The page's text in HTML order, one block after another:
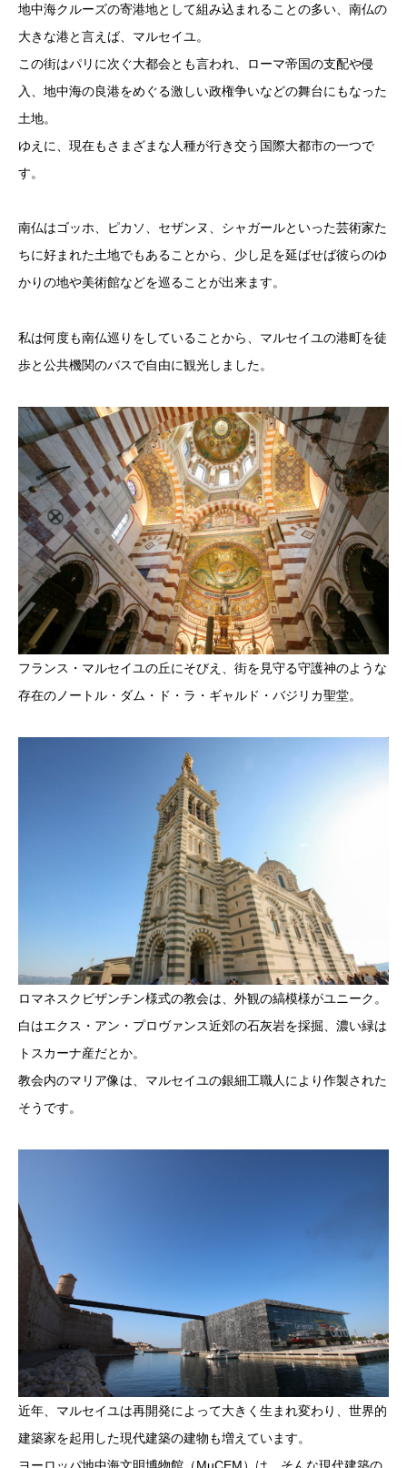
地中海クルーズの寄港地として組み込まれることの多い、南仏の
大きな港と言えば、マルセイユ。
この街はパリに次ぐ大都会とも言われ、ローマ帝国の支配や侵
入、地中海の良港をめぐる激しい政権争いなどの舞台にもなった
土地。
ゆえに、現在もさまざまな人種が行き交う国際大都市の一つで
す。
南仏はゴッホ、ピカソ、セザンヌ、シャガールといった芸術家た
ちに好まれた土地でもあることから、少し足を延ばせば彼らのゆ
かりの地や美術館などを巡ることが出来ます。
私は何度も南仏巡りをしていることから、マルセイユの港町を徒
歩と公共機関のバスで自由に観光しました。
フランス・マルセイユの丘にそびえ、街を見守る守護神のような
存在のノートル・ダム・ド・ラ・ギャルド・バジリカ聖堂。
ロマネスクビザンチン様式の教会は、外観の縞模様がユニーク。
白はエクス・アン・プロヴァンス近郊の石灰岩を採掘、濃い緑は
トスカーナ産だとか。
教会内のマリア像は、マルセイユの銀細工職人により作製された
そうです。
近年、マルセイユは再開発によって大きく生まれ変わり、世界的
建築家を起用した現代建築の建物も増えています。